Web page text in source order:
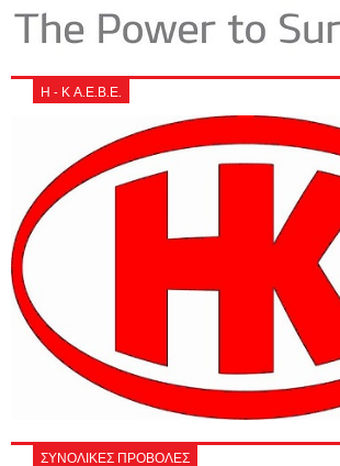
Η - Κ Α.Ε.Β.Ε.
ΣΥΝΟΛΙΚΕΣ ΠΡΟΒΟΛΕΣ